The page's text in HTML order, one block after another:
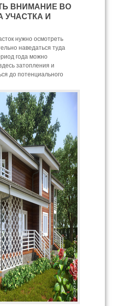
ВНИМАНИЕ ВО
УЧАСТКА И
нужно осмотреть
наведаться туда
года можно
затопления и
до потенциального